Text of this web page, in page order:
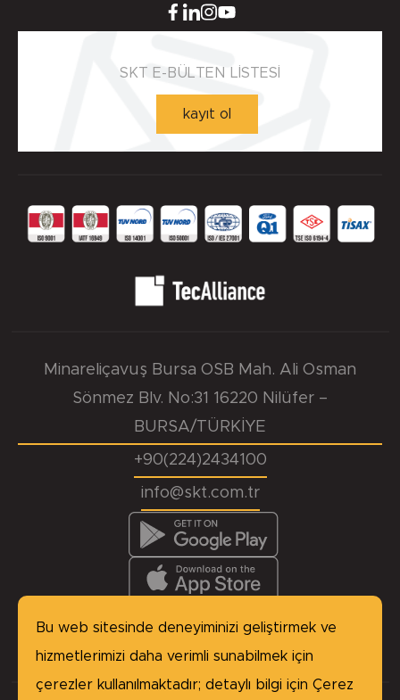
SKT E-BÜLTEN LİSTESİ
kayıt ol
Minareliçavuş Bursa OSB Mah. Ali Osman
Sönmez Blv. No:31 16220 Nilüfer –
BURSA/TÜRKİYE
+90(224)2434100
info@skt.com.tr
Bu web sitesinde deneyiminizi geliştirmek ve
hizmetlerimizi daha verimli sunabilmek için
çerezler kullanılmaktadır; detaylı bilgi için Çerez